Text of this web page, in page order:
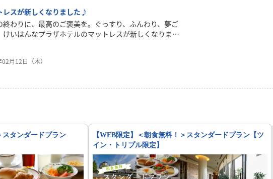
レスが新しくなりました♪
終わりに、最高のご褒美を。ぐっすり、ふんわり、夢ご
けいはんなプラザホテルのマットレスが新しくなりまし
ぐすように、あなたの体をしなやかに支えます。清潔感
月12日（木）
スタンダードプラン
【WEB限定】＜朝食無料！＞スタンダードプラン【ツ
イン・トリプル限定】